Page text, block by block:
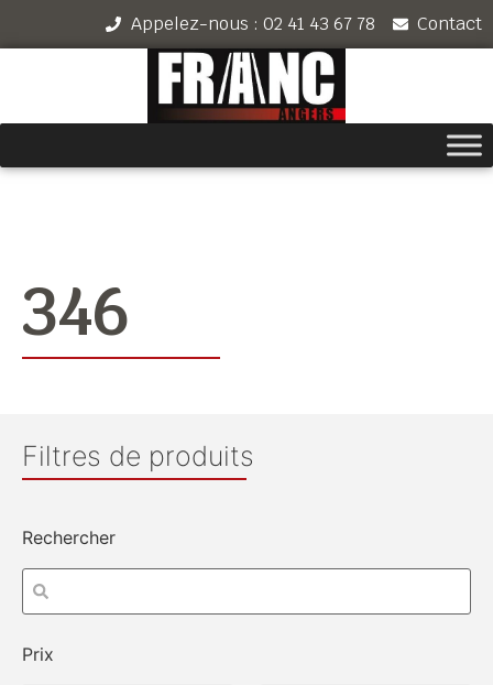
Appelez-nous : 02 41 43 67 78 Contact
346
Filtres de produits
Rechercher
Prix